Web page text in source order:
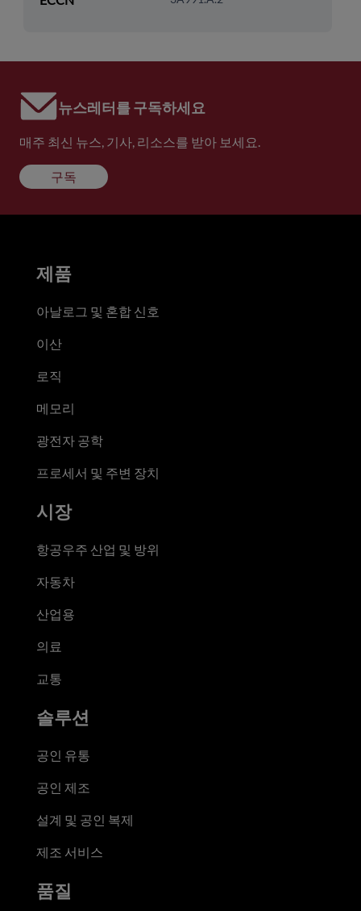
뉴스레터를 구독하세요
매주 최신 뉴스, 기사, 리소스를 받아 보세요.
구독
제품
아날로그 및 혼합 신호
이산
로직
메모리
광전자 공학
프로세서 및 주변 장치
시장
항공우주 산업 및 방위
자동차
산업용
의료
교통
솔루션
공인 유통
공인 제조
설계 및 공인 복제
제조 서비스
품질